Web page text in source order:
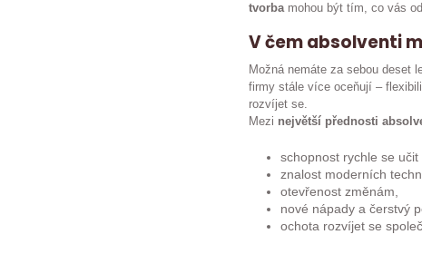
tvorbamohou být tím, co vás
V čem absolventi
Možná nemáte za sebou deset
firmy stále více oceňují –
rozvíjet se.
Mezi největší přednosti
schopnost rychle se učit
znalost moderních
otevřenost změnám,
nové nápady a čerstvý
ochota rozvíjet se